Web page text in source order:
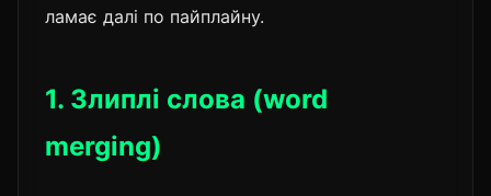
ламає далі по пайплайну.
1. Злиплі слова (word
merging)